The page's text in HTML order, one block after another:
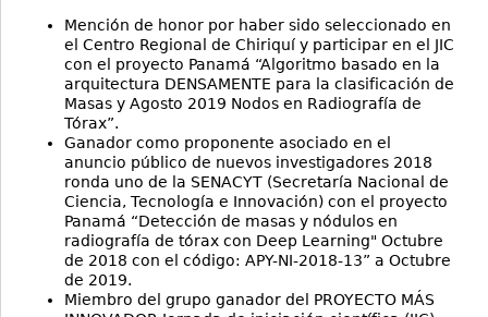
Mención de honor por haber sido seleccionado en
el Centro Regional de Chiriquí y participar en el JIC
con el proyecto Panamá “Algoritmo basado en la
arquitectura DENSAMENTE para la clasificación de
Masas y Agosto 2019 Nodos en Radiografía de
Tórax”.
Ganador como proponente asociado en el
anuncio público de nuevos investigadores 2018
ronda uno de la SENACYT (Secretaría Nacional de
Ciencia, Tecnología e Innovación) con el proyecto
Panamá “Detección de masas y nódulos en
radiografía de tórax con Deep Learning" Octubre
de 2018 con el código: APY-NI-2018-13” a Octubre
de 2019.
Miembro del grupo ganador del PROYECTO MÁS